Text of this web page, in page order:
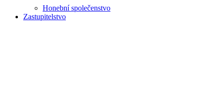
Honební společenstvo
Zastupitelstvo